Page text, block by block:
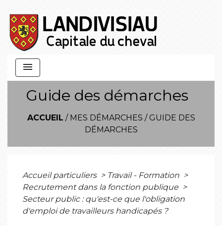
menu
Guide des démarches
ACCUEIL / MES DÉMARCHES / GUIDE DES
DÉMARCHES
Accueil particuliers > Travail - Formation >
Recrutement dans la fonction publique >
Secteur public : qu'est-ce que l'obligation
d'emploi de travailleurs handicapés ?